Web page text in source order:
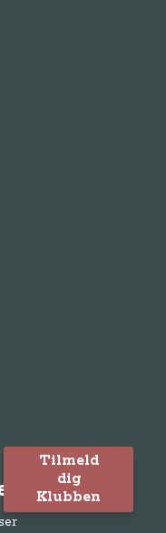
Tilmeld
dig
Klubben